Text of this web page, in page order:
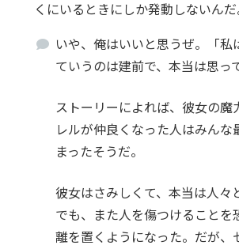
くにいるときにしか発動しないんだ
いや、俺はいいと思うぜ。「私
ていうのは建前で、本当は思っ
ストーリーによれば、彼女の魔
レルが仲良くなった人はみんな
まったそうだ。
彼女はさみしくて、本当は人々
でも、また人を傷つけることを
離を置くようになった。だが、